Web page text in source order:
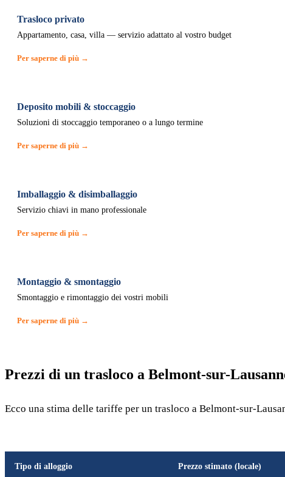
Trasloco privato
Appartamento, casa, villa — servizio adattato al vostro budget
Per saperne di più →
Deposito mobili & stoccaggio
Soluzioni di stoccaggio temporaneo o a lungo termine
Per saperne di più →
Imballaggio & disimballaggio
Servizio chiavi in mano professionale
Per saperne di più →
Montaggio & smontaggio
Smontaggio e rimontaggio dei vostri mobili
Per saperne di più →
Prezzi di un trasloco a Belmont-sur-
Ecco una stima delle tariffe per un trasloco a Belmont-sur-
Tipo di alloggio Prezzo stimato (locale)